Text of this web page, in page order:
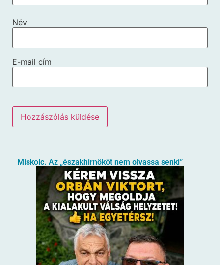
Név
E-mail cím
Miskolc. Az „északhirnököt nem olvassa senki”